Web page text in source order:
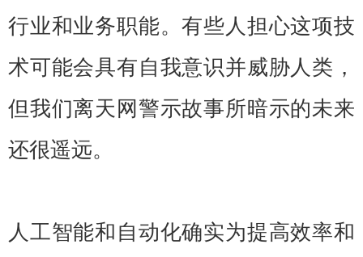
行业和业务职能。有些人担心这项技
术可能会具有自我意识并威胁人类，
但我们离天网警示故事所暗示的未来
还很遥远。
人工智能和自动化确实为提高效率和